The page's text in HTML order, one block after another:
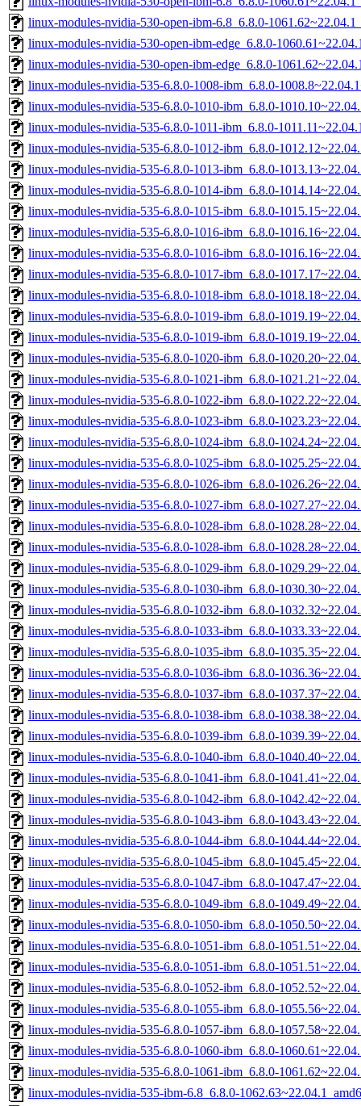
linux-modules-nvidia-530-open-ibm-6.8_6.8.0-
linux-modules-nvidia-530-open-ibm-edge_6.8.0-
linux-modules-nvidia-530-open-ibm-edge_6.8.0-
linux-modules-nvidia-535-6.8.0-1008-ibm_6.8.0-
linux-modules-nvidia-535-6.8.0-1010-ibm_6.8.0-
linux-modules-nvidia-535-6.8.0-1011-ibm_6.8.0-
linux-modules-nvidia-535-6.8.0-1012-ibm_6.8.0-
linux-modules-nvidia-535-6.8.0-1013-ibm_6.8.0-
linux-modules-nvidia-535-6.8.0-1014-ibm_6.8.0-
linux-modules-nvidia-535-6.8.0-1015-ibm_6.8.0-
linux-modules-nvidia-535-6.8.0-1016-ibm_6.8.0-
linux-modules-nvidia-535-6.8.0-1016-ibm_6.8.0-
linux-modules-nvidia-535-6.8.0-1017-ibm_6.8.0-
linux-modules-nvidia-535-6.8.0-1018-ibm_6.8.0-
linux-modules-nvidia-535-6.8.0-1019-ibm_6.8.0-
linux-modules-nvidia-535-6.8.0-1019-ibm_6.8.0-
linux-modules-nvidia-535-6.8.0-1020-ibm_6.8.0-
linux-modules-nvidia-535-6.8.0-1021-ibm_6.8.0-
linux-modules-nvidia-535-6.8.0-1022-ibm_6.8.0-
linux-modules-nvidia-535-6.8.0-1023-ibm_6.8.0-
linux-modules-nvidia-535-6.8.0-1024-ibm_6.8.0-
linux-modules-nvidia-535-6.8.0-1025-ibm_6.8.0-
linux-modules-nvidia-535-6.8.0-1026-ibm_6.8.0-
linux-modules-nvidia-535-6.8.0-1027-ibm_6.8.0-
linux-modules-nvidia-535-6.8.0-1028-ibm_6.8.0-
linux-modules-nvidia-535-6.8.0-1028-ibm_6.8.0-
linux-modules-nvidia-535-6.8.0-1029-ibm_6.8.0-
linux-modules-nvidia-535-6.8.0-1030-ibm_6.8.0-
linux-modules-nvidia-535-6.8.0-1032-ibm_6.8.0-
linux-modules-nvidia-535-6.8.0-1033-ibm_6.8.0-
linux-modules-nvidia-535-6.8.0-1035-ibm_6.8.0-
linux-modules-nvidia-535-6.8.0-1036-ibm_6.8.0-
linux-modules-nvidia-535-6.8.0-1037-ibm_6.8.0-
linux-modules-nvidia-535-6.8.0-1038-ibm_6.8.0-
linux-modules-nvidia-535-6.8.0-1039-ibm_6.8.0-
linux-modules-nvidia-535-6.8.0-1040-ibm_6.8.0-
linux-modules-nvidia-535-6.8.0-1041-ibm_6.8.0-
linux-modules-nvidia-535-6.8.0-1042-ibm_6.8.0-
linux-modules-nvidia-535-6.8.0-1043-ibm_6.8.0-
linux-modules-nvidia-535-6.8.0-1044-ibm_6.8.0-
linux-modules-nvidia-535-6.8.0-1045-ibm_6.8.0-
linux-modules-nvidia-535-6.8.0-1047-ibm_6.8.0-
linux-modules-nvidia-535-6.8.0-1049-ibm_6.8.0-
linux-modules-nvidia-535-6.8.0-1050-ibm_6.8.0-
linux-modules-nvidia-535-6.8.0-1051-ibm_6.8.0-
linux-modules-nvidia-535-6.8.0-1051-ibm_6.8.0-
linux-modules-nvidia-535-6.8.0-1052-ibm_6.8.0-
linux-modules-nvidia-535-6.8.0-1055-ibm_6.8.0-
linux-modules-nvidia-535-6.8.0-1057-ibm_6.8.0-
linux-modules-nvidia-535-6.8.0-1060-ibm_6.8.0-
linux-modules-nvidia-535-6.8.0-1061-ibm_6.8.0-
linux-modules-nvidia-535-ibm-6.8_6.8.0-